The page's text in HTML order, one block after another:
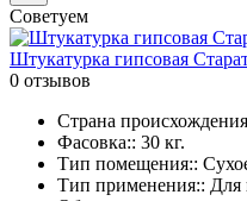
Советуем
Штукатурка гипсовая
0 отзывов
Страна
Фасовка:: 30 кг.
Тип помещения::
Тип применения:: Для